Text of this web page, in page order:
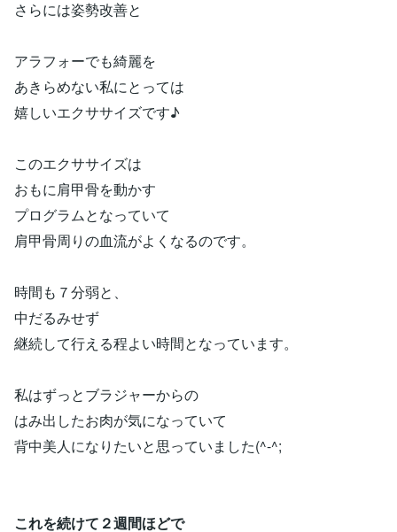
さらには姿勢改善と
アラフォーでも綺麗を
あきらめない私にとっては
嬉しいエクササイズです♪
このエクササイズは
おもに肩甲骨を動かす
プログラムとなっていて
肩甲骨周りの血流がよくなるのです。
時間も７分弱と、
中だるみせず
継続して行える程よい時間となっています。
私はずっとブラジャーからの
はみ出したお肉が気になっていて
背中美人になりたいと思っていました(^-^;
これを続けて２週間ほどで